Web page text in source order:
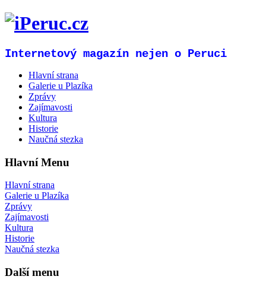
Internetový magazín nejen o Peruci
Hlavní strana
Galerie u Plazíka
Zprávy
Zajímavosti
Kultura
Historie
Naučná stezka
Hlavní Menu
Hlavní strana
Galerie u Plazíka
Zprávy
Zajímavosti
Kultura
Historie
Naučná stezka
Další menu